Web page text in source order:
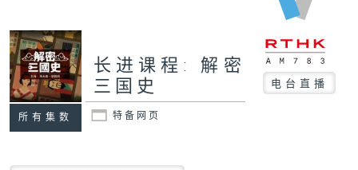
所有集数
长进课程: 解密
三国史
电台直播
特备网页